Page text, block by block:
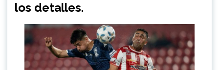
los detalles.